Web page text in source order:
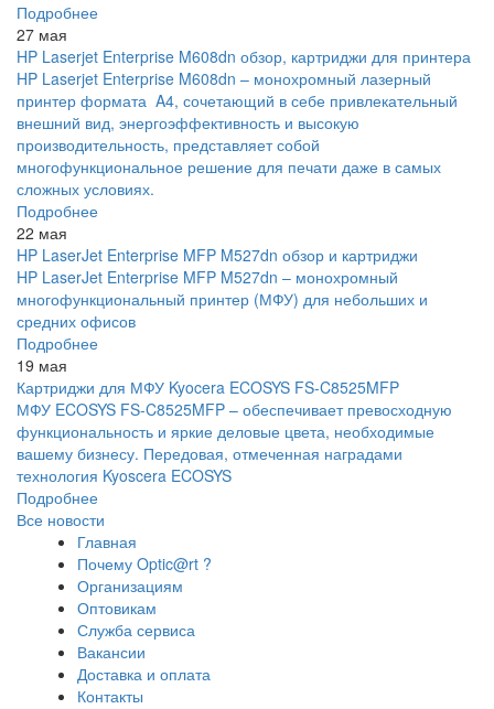
Подробнее
27 мая
HP Laserjet Enterprise M608dn обзор, картриджи для принтера
HP Laserjet Enterprise M608dn – монохромный лазерный
принтер формата A4, сочетающий в себе привлекательный
внешний вид, энергоэффективность и высокую
производительность, представляет собой
многофункциональное решение для печати даже в самых
сложных условиях.
Подробнее
22 мая
HP LaserJet Enterprise MFP M527dn обзор и картриджи
HP LaserJet Enterprise MFP M527dn – монохромный
многофункциональный принтер (МФУ) для небольших и
средних офисов
Подробнее
19 мая
Картриджи для МФУ Kyocera ECOSYS FS-C8525MFP
МФУ ECOSYS FS-C8525MFP – обеспечивает превосходную
функциональность и яркие деловые цвета, необходимые
вашему бизнесу. Передовая, отмеченная наградами
технология Kyoscera ECOSYS
Подробнее
Все новости
Главная
Почему Optic@rt ?
Организациям
Оптовикам
Служба сервиса
Вакансии
Доставка и оплата
Контакты